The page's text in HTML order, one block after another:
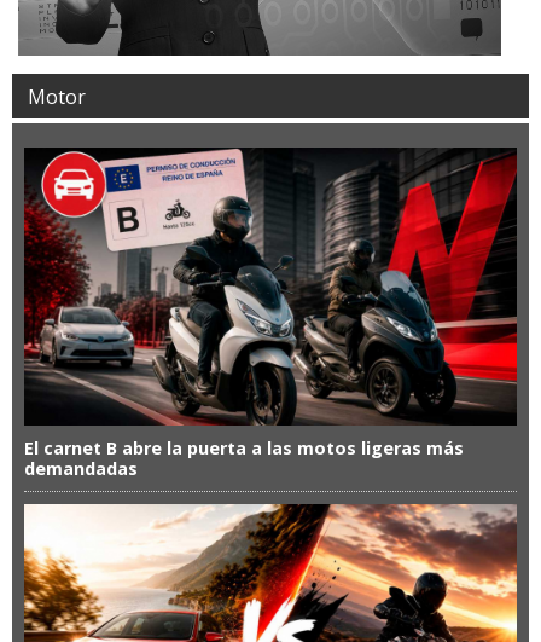
Motor
El carnet B abre la puerta a las motos ligeras más
demandadas